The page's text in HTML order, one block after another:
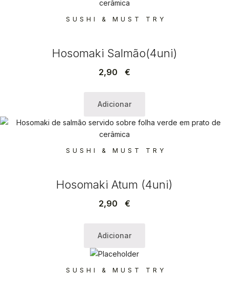
SUSHI & MUST TRY
Hosomaki Salmão(4uni)
2,90 €
Adicionar
SUSHI & MUST TRY
Hosomaki Atum (4uni)
2,90 €
Adicionar
SUSHI & MUST TRY